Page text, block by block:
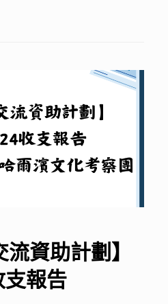
流資助計劃】
報告